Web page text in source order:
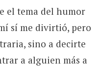
el tema del humor
sí me divirtió, pero
sino a decirte
a alguien más a